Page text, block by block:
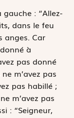
: “Allez-
dans le feu
anges. Car
à
pas donné
m’avez pas
pas habillé ;
m’avez pas
: “Seigneur,